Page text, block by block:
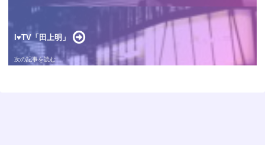
I♥️TV「田上明」